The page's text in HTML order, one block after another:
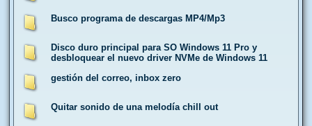
Busco programa de descargas MP4/Mp3
Disco duro principal para SO Windows 11 Pro y
desbloquear el nuevo driver NVMe de Windows 11
gestión del correo, inbox zero
Quitar sonido de una melodía chill out